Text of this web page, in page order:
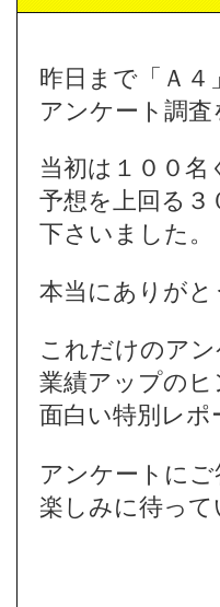
昨日まで「Ａ
アンケート調査
当初は１００
予想を上回る
下さいました。
本当にありが
これだけのア
業績アップの
面白い特別レポ
アンケートにご
楽しみに待って